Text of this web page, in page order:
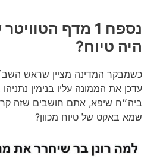
נספח 1 מדף
היה טיוח?
כשמבקר המדינה מציין שראש
עדכן את הממונה עליו בנימין
ביה״ח שיפא, אתם חושבים שזה
שמא באקט של טיוח מכוון?